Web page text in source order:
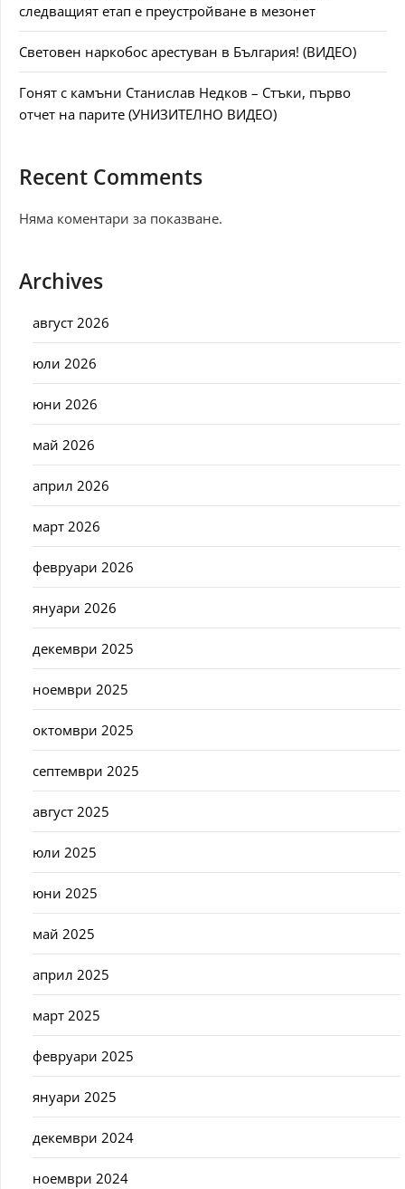
следващият етап е преустройване в мезонет
Световен наркобос арестуван в България! (ВИДЕО)
Гонят с камъни Станислав Недков – Стъки, първо
отчет на парите (УНИЗИТЕЛНО ВИДЕО)
Recent Comments
Няма коментари за показване.
Archives
август 2026
юли 2026
юни 2026
май 2026
април 2026
март 2026
февруари 2026
януари 2026
декември 2025
ноември 2025
октомври 2025
септември 2025
август 2025
юли 2025
юни 2025
май 2025
април 2025
март 2025
февруари 2025
януари 2025
декември 2024
ноември 2024